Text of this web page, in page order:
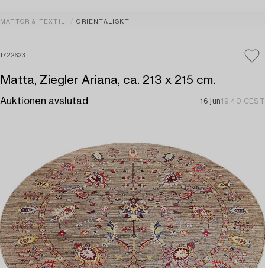
MATTOR & TEXTIL ORIENTALISKT
1722623
Matta, Ziegler Ariana, ca. 213 x 215 cm.
Auktionen avslutad 16 jun19:40 CEST